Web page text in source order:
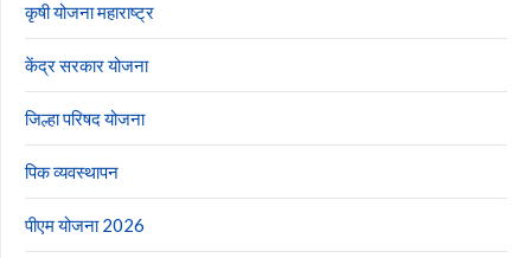
कृषी योजना महाराष्ट्र
केंद्र सरकार योजना
जिल्हा परिषद योजना
पिक व्यवस्थापन
पीएम योजना 2026